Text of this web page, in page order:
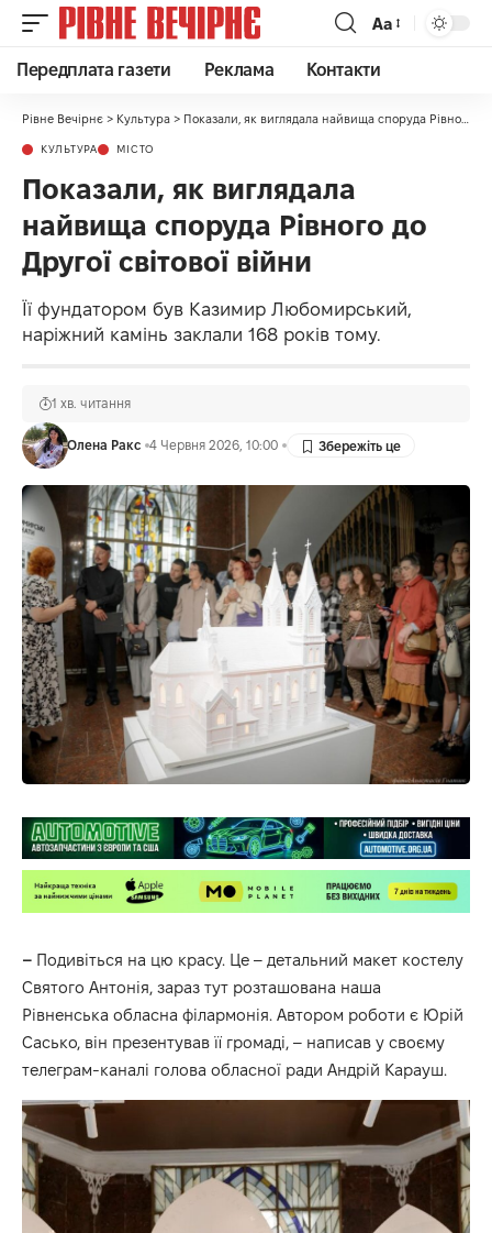
Аа
Передплата газети Реклама Контакти
Рівне Вечірнє > Культура > Показали, як виглядала найвища споруда Рівного до Другої світової війни
КУЛЬТУРА МІСТО
Показали, як виглядала
найвища споруда Рівного до
Другої світової війни
Її фундатором був Казимир Любомирський,
наріжний камінь заклали 168 років тому.
Олена Ракс 4 Червня 2026, 10:00
1 хв. читання
– Подивіться на цю красу. Це – детальний макет костелу
Святого Антонія, зараз тут розташована наша
Рівненська обласна філармонія. Автором роботи є Юрій
Сасько, він презентував її громаді, – написав у своєму
телеграм-каналі голова обласної ради Андрій Карауш.